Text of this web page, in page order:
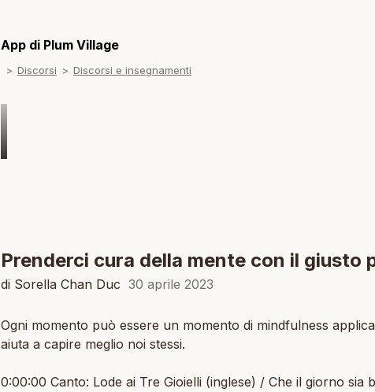
App di Plum Village
Discorsi Discorsi e insegnamenti
Prenderci cura della mente con il giusto
di Sorella Chan Duc 30 aprile 2023
Ogni momento può essere un momento di mindfulness
aiuta a capire meglio noi stessi.
0:00:00 Canto: Lode ai Tre Gioielli (inglese) / Che il giorno sia